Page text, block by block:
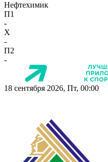
Нефтехимик
П1
-
X
-
П2
-
18 сентября 2026, Пт, 00:00